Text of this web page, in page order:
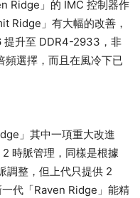
Ridge」的 IMC 控制器作
Ridge」有大幅的改善，
提升至 DDR4-2933，非
選擇，而且在風冷下已
」其中一項重大改進
時脈管理，同樣是根據
調整，但上代只提供 2
代「Raven Ridge」能精